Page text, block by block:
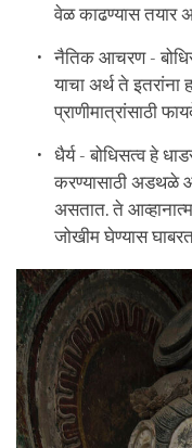
वेळ काढण्यास तयार
नैतिक आचरण -
याचा अर्थ ते इतरांना
प्राणीमात्रांसाठी
धैर्य - बोधिसत्व हे
करण्यासाठी अडथळे
असतात. ते
जोखीम घेण्यास